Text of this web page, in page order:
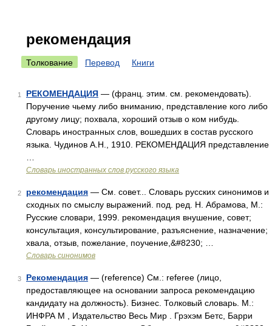
рекомендация
Толкование Перевод Книги
1 РЕКОМЕНДАЦИЯ — (франц. этим. см. рекомендовать).
Поручение чьему либо вниманию, представление кого либо
другому лицу; похвала, хороший отзыв о ком нибудь.
Словарь иностранных слов, вошедших в состав русского
языка. Чудинов А.Н., 1910. РЕКОМЕНДАЦИЯ представление
Словарь иностранных слов русского языка
2 рекомендация — См. совет... Словарь русских синонимов и
сходных по смыслу выражений. под. ред. Н. Абрамова, М.:
Русские словари, 1999. рекомендация внушение, совет;
консультация, консультирование, разъяснение, назначение;
хвала, отзыв, пожелание, поучение,&#8230; …
Словарь синонимов
3 Рекомендация — (reference) См.: referee (лицо,
предоставляющее на основании запроса рекомендацию
кандидату на должность). Бизнес. Толковый словарь. М.:
ИНФРА М , Издательство Весь Мир . Грэхэм Бетс, Барри